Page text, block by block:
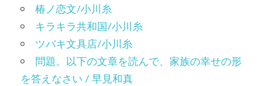
椿ノ恋文/小川糸
キラキラ共和国/小川糸
ツバキ文具店/小川糸
問題。以下の文章を読んで、家族の幸せの形
を答えなさい / 早見和真